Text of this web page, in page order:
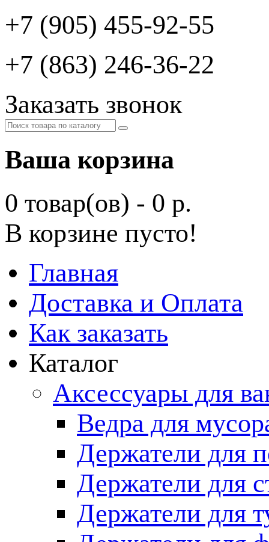
+7 (905) 455-92-55
+7 (863) 246-36-22
Заказать звонок
Ваша корзина
0 товар(ов) - 0 р.
В корзине пусто!
Главная
Доставка и Оплата
Как заказать
Каталог
Аксессуары для
Ведра для
Держатели для
Держатели для
Держатели для